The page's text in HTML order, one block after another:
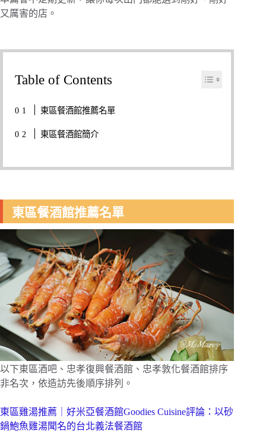
又厲害的店。
Table of Contents
東區餐酒館推薦名單
東區餐酒館簡介
東區餐酒館推薦名單
以下東區酒吧、忠孝復興餐酒館、忠孝敦化餐酒館排序
非名次，依造訪先後順序排列。
東區雞湯推薦｜好米亞餐酒館Goodies Cuisine評論：以砂
鍋鮑魚雞湯聞名的台北義法餐酒館